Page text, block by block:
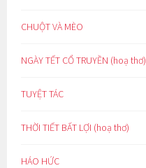
CHUỘT VÀ MÈO
NGÀY TẾT CỔ TRUYỀN (hoạ thơ)
TUYỆT TÁC
THỜI TIẾT BẤT LỢI (hoạ thơ)
HÁO HỨC